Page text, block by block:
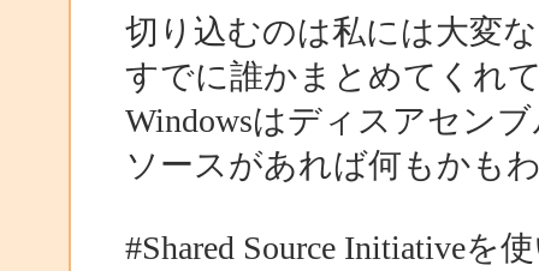
切り込むのは私には大変
すでに誰かまとめてくれ
Windowsはディスアセン
ソースがあれば何もかも
#Shared Source Initiativeを